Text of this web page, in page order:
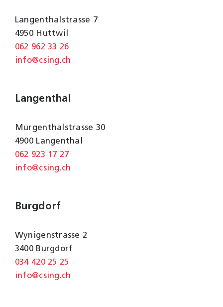
Langenthalstrasse 7
4950 Huttwil
062 962 33 26
info@csing.ch
Langenthal
Murgenthalstrasse 30
4900 Langenthal
062 923 17 27
info@csing.ch
Burgdorf
Wynigenstrasse 2
3400 Burgdorf
034 420 25 25
info@csing.ch